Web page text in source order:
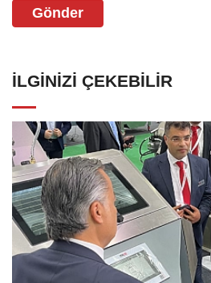
Gönder
İLGINIZI ÇEKEBILIR